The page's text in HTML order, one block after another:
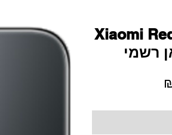
Xiaomi